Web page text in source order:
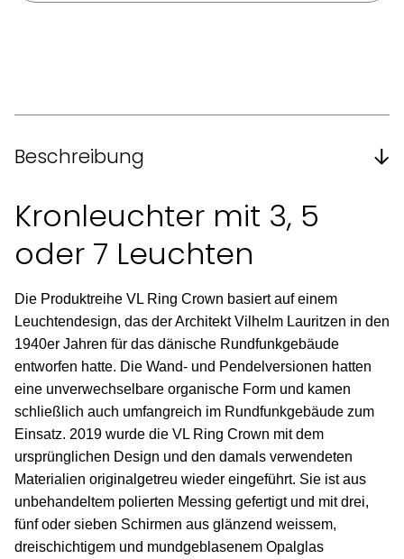
Beschreibung
Kronleuchter mit 3, 5
oder 7 Leuchten
Die Produktreihe VL Ring Crown basiert auf einem
Leuchtendesign, das der Architekt Vilhelm Lauritzen in den
1940er Jahren für das dänische Rundfunkgebäude
entworfen hatte. Die Wand- und Pendelversionen hatten
eine unverwechselbare organische Form und kamen
schließlich auch umfangreich im Rundfunkgebäude zum
Einsatz. 2019 wurde die VL Ring Crown mit dem
ursprünglichen Design und den damals verwendeten
Materialien originalgetreu wieder eingeführt. Sie ist aus
unbehandeltem polierten Messing gefertigt und mit drei,
fünf oder sieben Schirmen aus glänzend weissem,
dreischichtigem und mundgeblasenem Opalglas